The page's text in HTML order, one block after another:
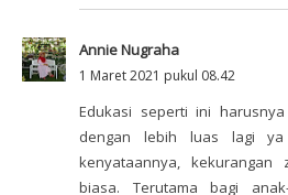
Annie Nugraha
1 Maret 2021 pukul 08.42
Edukasi seperti ini
dengan lebih luas lagi
kenyataannya,
biasa. Terutama bagi